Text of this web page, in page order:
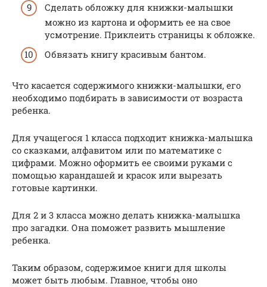
Сделать обложку для книжки-малышки
можно из картона и оформить ее на свое
усмотрение. Приклеить страницы к обложке.
Обвязать книгу красивым бантом.
Что касается содержимого книжки-малышки, его
необходимо подбирать в зависимости от возраста
ребенка.
Для учащегося 1 класса подходит книжка-малышка
со сказками, алфавитом или по математике с
цифрами. Можно оформить ее своими руками с
помощью карандашей и красок или вырезать
готовые картинки.
Для 2 и 3 класса можно делать книжка-малышка
про загадки. Она поможет развить мышление
ребенка.
Таким образом, содержимое книги для школы
может быть любым. Главное, чтобы оно